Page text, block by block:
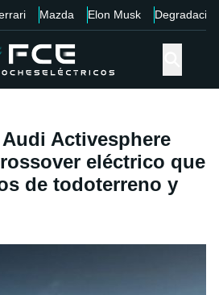
Mazda Elon Musk Degradación
Activesphere
eléctrico que
de todoterreno y